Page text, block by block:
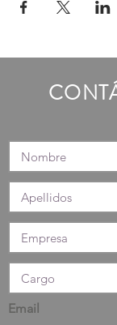
Email